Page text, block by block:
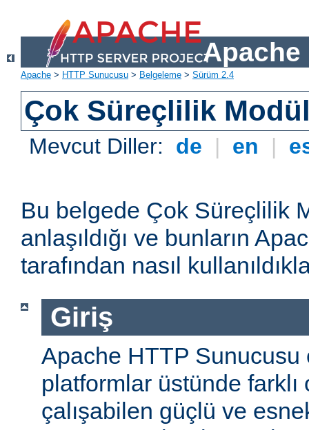
Apache
Apache > HTTP Sunucusu > Belgeleme > Sürüm 2.4
Çok Süreçlilik
Mevcut Diller: de | en |
Bu belgede Çok Süreçlilik
anlaşıldığı ve bunların
tarafından nasıl
Giriş
Apache HTTP Sunucusu
platformlar üstünde farklı
çalışabilen güçlü ve